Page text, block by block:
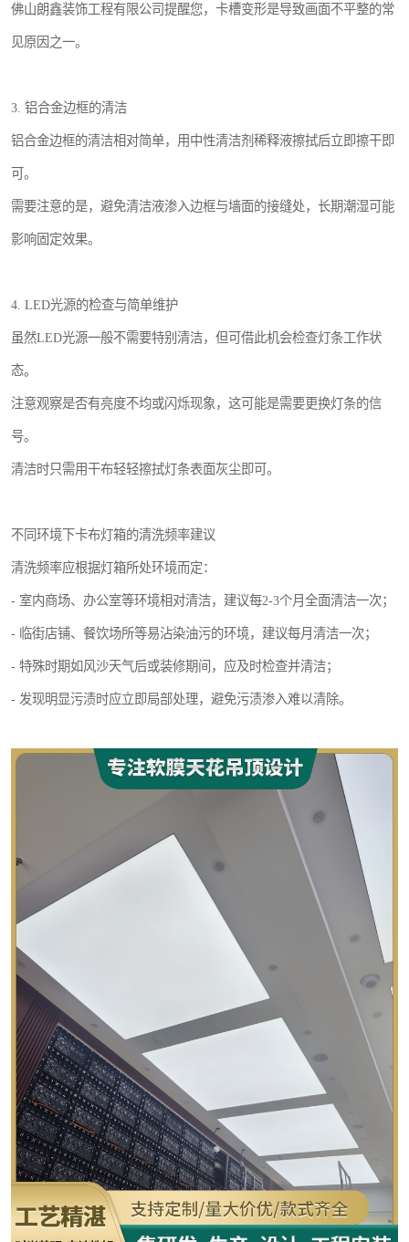
佛山朗鑫装饰工程有限公司提醒您，卡槽变形是导致画面不平整的常
见原因之一。
3. 铝合金边框的清洁
铝合金边框的清洁相对简单，用中性清洁剂稀释液擦拭后立即擦干即
可。
需要注意的是，避免清洁液渗入边框与墙面的接缝处，长期潮湿可能
影响固定效果。
4. LED光源的检查与简单维护
虽然LED光源一般不需要特别清洁，但可借此机会检查灯条工作状
态。
注意观察是否有亮度不均或闪烁现象，这可能是需要更换灯条的信
号。
清洁时只需用干布轻轻擦拭灯条表面灰尘即可。
不同环境下卡布灯箱的清洗频率建议
清洗频率应根据灯箱所处环境而定：
- 室内商场、办公室等环境相对清洁，建议每2-3个月全面清洁一次；
- 临街店铺、餐饮场所等易沾染油污的环境，建议每月清洁一次；
- 特殊时期如风沙天气后或装修期间，应及时检查并清洁；
- 发现明显污渍时应立即局部处理，避免污渍渗入难以清除。